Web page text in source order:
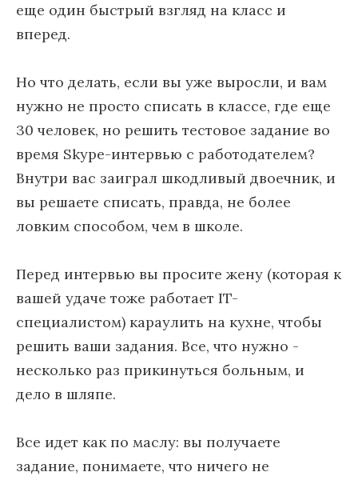
еще один быстрый взгляд на класс и
вперед.
Но что делать, если вы уже выросли, и вам
нужно не просто списать в классе, где еще
30 человек, но решить тестовое задание во
время Skype-интервью с работодателем?
Внутри вас заиграл шкодливый двоечник, и
вы решаете списать, правда, не более
ловким способом, чем в школе.
Перед интервью вы просите жену (которая к
вашей удаче тоже работает IT-
специалистом) караулить на кухне, чтобы
решить ваши задания. Все, что нужно -
несколько раз прикинуться больным, и
дело в шляпе.
Все идет как по маслу: вы получаете
задание, понимаете, что ничего не